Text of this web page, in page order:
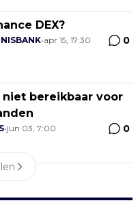
DEX?
•apr 15, 17:30 0
niet bereikbaar voor
•jun 03, 7:00 0